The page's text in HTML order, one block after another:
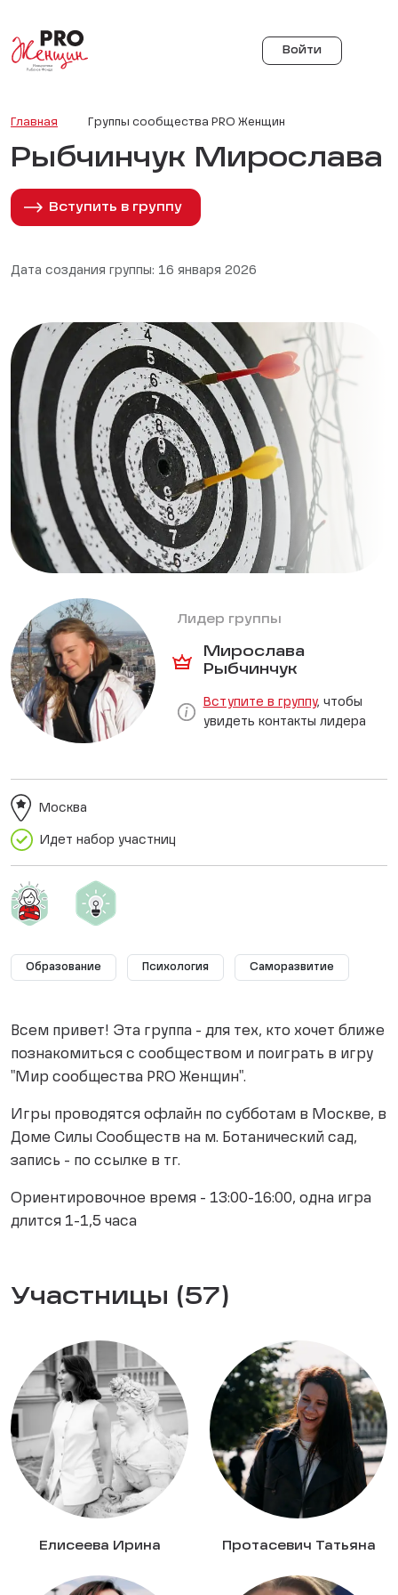
Войти
Главная Группы сообщества PRO Женщин
Рыбчинчук Мирослава
Вступить в группу
Дата создания группы: 16 января 2026
Лидер группы
Мирослава
Рыбчинчук
Вступите в группу, чтобы
увидеть контакты лидера
Идет набор участниц
Москва
Образование Психология Саморазвитие
Всем привет! Эта группа - для тех, кто хочет ближе
познакомиться с сообществом и поиграть в игру
"Мир сообщества PRO Женщин".
Игры проводятся офлайн по субботам в Москве, в
Доме Силы Сообществ на м. Ботанический сад,
запись - по ссылке в тг.
Ориентировочное время - 13:00-16:00, одна игра
длится 1-1,5 часа
Участницы (57)
Елисеева Ирина Протасевич Татьяна